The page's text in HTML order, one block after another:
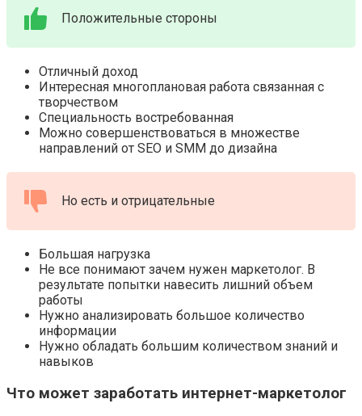
Положительные стороны
Отличный доход
Интересная многоплановая работа связанная с
творчеством
Специальность востребованная
Можно совершенствоваться в множестве
направлений от SEO и SMM до дизайна
Но есть и отрицательные
Большая нагрузка
Не все понимают зачем нужен маркетолог. В
результате попытки навесить лишний объем
работы
Нужно анализировать большое количество
информации
Нужно обладать большим количеством знаний и
навыков
Что может заработать интернет-маркетолог